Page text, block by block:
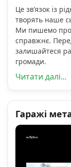
Це зв’язок із
творять наше
Ми пишемо про
справжнє.
залишайтеся
громади.
Читати далі...
Гаражі